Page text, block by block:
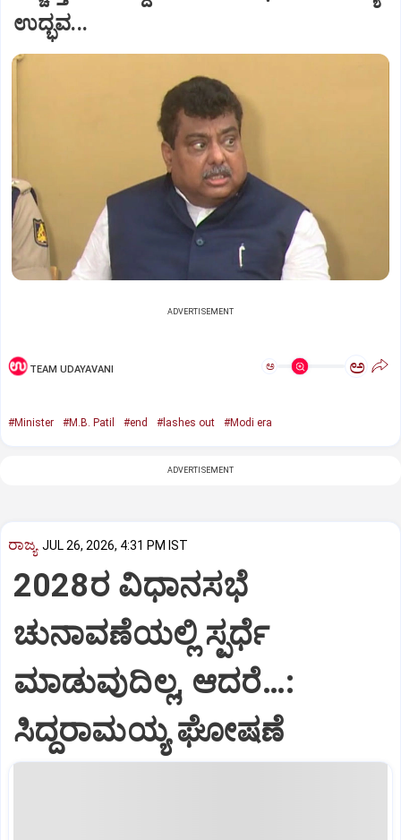
ಉದ್ಭವ...
ADVERTISEMENT
TEAM UDAYAVANI ಅ ಅ
#Minister #M.B. Patil #end #lashes out #Modi era
ADVERTISEMENT
ರಾಜ್ಯ JUL 26, 2026, 4:31 PM IST
2028ರ ವಿಧಾನಸಭೆ
ಚುನಾವಣೆಯಲ್ಲಿ ಸ್ಪರ್ಧೆ
ಮಾಡುವುದಿಲ್ಲ, ಆದರೆ…:
ಸಿದ್ದರಾಮಯ್ಯ ಘೋಷಣೆ